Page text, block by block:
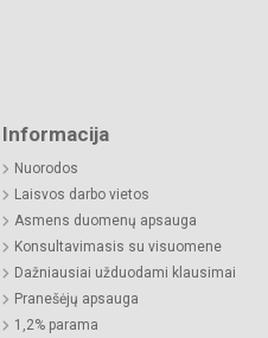
Informacija
Nuorodos
Laisvos darbo vietos
Asmens duomenų apsauga
Konsultavimasis su visuomene
Dažniausiai užduodami klausimai
Pranešėjų apsauga
1,2% parama